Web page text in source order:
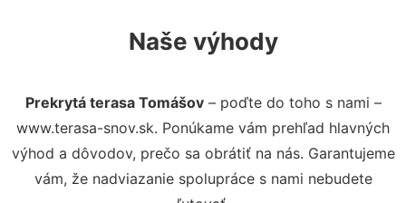
Naše výhody
Prekrytá terasa Tomášov– poďte do toho s nami –
www.terasa-snov.sk. Ponúkame vám prehľad hlavných
výhod a dôvodov, prečo sa obrátiť na nás. Garantujeme
vám, že nadviazanie spolupráce s nami nebudete